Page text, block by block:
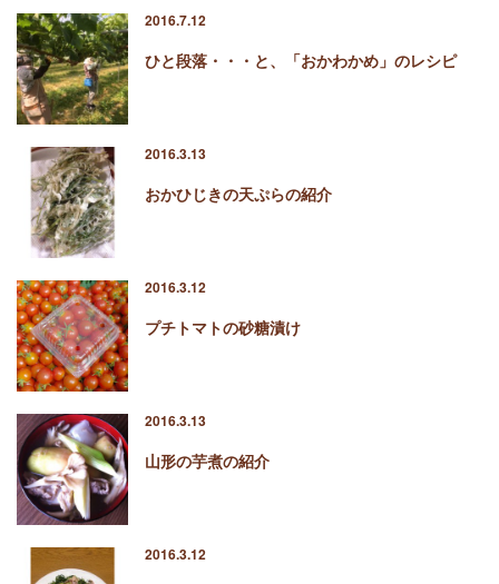
2016.7.12
ひと段落・・・と、「おかわかめ」のレシピ
2016.3.13
おかひじきの天ぷらの紹介
2016.3.12
プチトマトの砂糖漬け
2016.3.13
山形の芋煮の紹介
2016.3.12